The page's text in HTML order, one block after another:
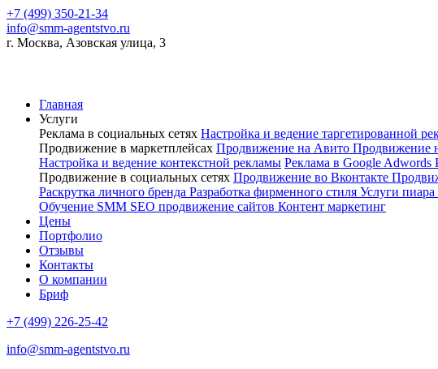
+7 (499) 350-21-34
info@smm-agentstvo.ru
г. Москва, Азовская улица, 3
Главная
Услуги
Реклама в социальных сетях Настройка и ведение таргетированной
Продвижение в маркетплейсах Продвижение на Авито Продвижение
Настройка и ведение контекстной рекламы Реклама в Google Adwords
Продвижение в социальных сетях Продвижение во Вконтакте
Раскрутка личного бренда Разработка фирменного стиля Услуги пиара
Обучение SMM SEO продвижение сайтов Контент маркетинг
Цены
Портфолио
Отзывы
Контакты
О компании
Бриф
+7 (499) 226-25-42
info@smm-agentstvo.ru